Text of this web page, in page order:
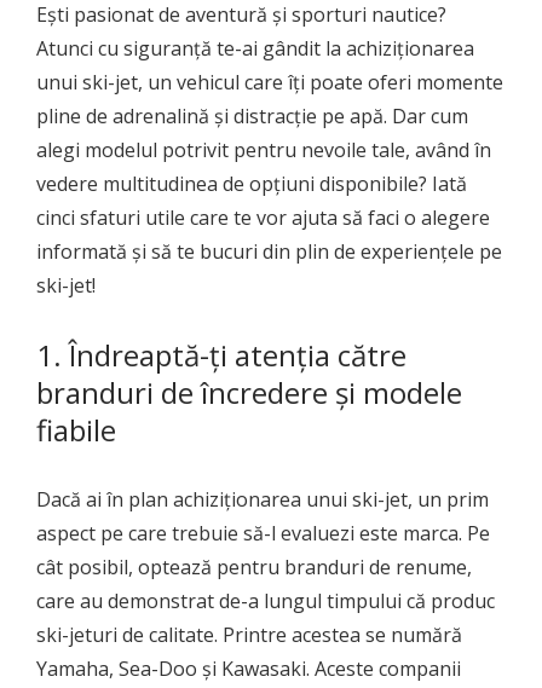
Ești pasionat de aventură și sporturi nautice?
Atunci cu siguranță te-ai gândit la achiziționarea
unui ski-jet, un vehicul care îți poate oferi momente
pline de adrenalină și distracție pe apă. Dar cum
alegi modelul potrivit pentru nevoile tale, având în
vedere multitudinea de opțiuni disponibile? Iată
cinci sfaturi utile care te vor ajuta să faci o alegere
informată și să te bucuri din plin de experiențele pe
ski-jet!
1. Îndreaptă-ți atenția către
branduri de încredere și modele
fiabile
Dacă ai în plan achiziționarea unui ski-jet, un prim
aspect pe care trebuie să-l evaluezi este marca. Pe
cât posibil, optează pentru branduri de renume,
care au demonstrat de-a lungul timpului că produc
ski-jeturi de calitate. Printre acestea se numără
Yamaha, Sea-Doo și Kawasaki. Aceste companii